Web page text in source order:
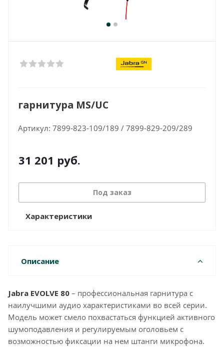
гарнитура MS/UC
Артикул: 7899-823-109/189 / 7899-829-209/289
31 201 руб.
Под заказ
Характеристики
Описание
Jabra EVOLVE 80 – профессиональная гарнитура с
наилучшими аудио характеристиками во всей серии.
Модель может смело похвастаться функцией активного
шумоподавления и регулируемым оголовьем с
возможностью фиксации на нем штанги микрофона.